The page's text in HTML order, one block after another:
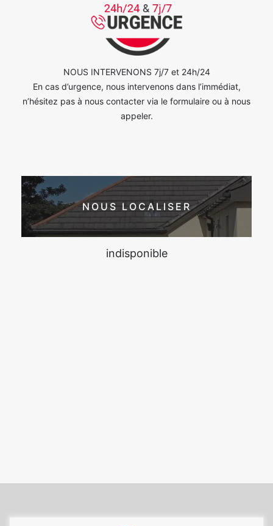
NOUS INTERVENONS 7j/7 et 24h/24
En cas d’urgence, nous intervenons dans l’immédiat,
n’hésitez pas à nous contacter via le formulaire ou à nous
appeler.
NOUS LOCALISER
indisponible